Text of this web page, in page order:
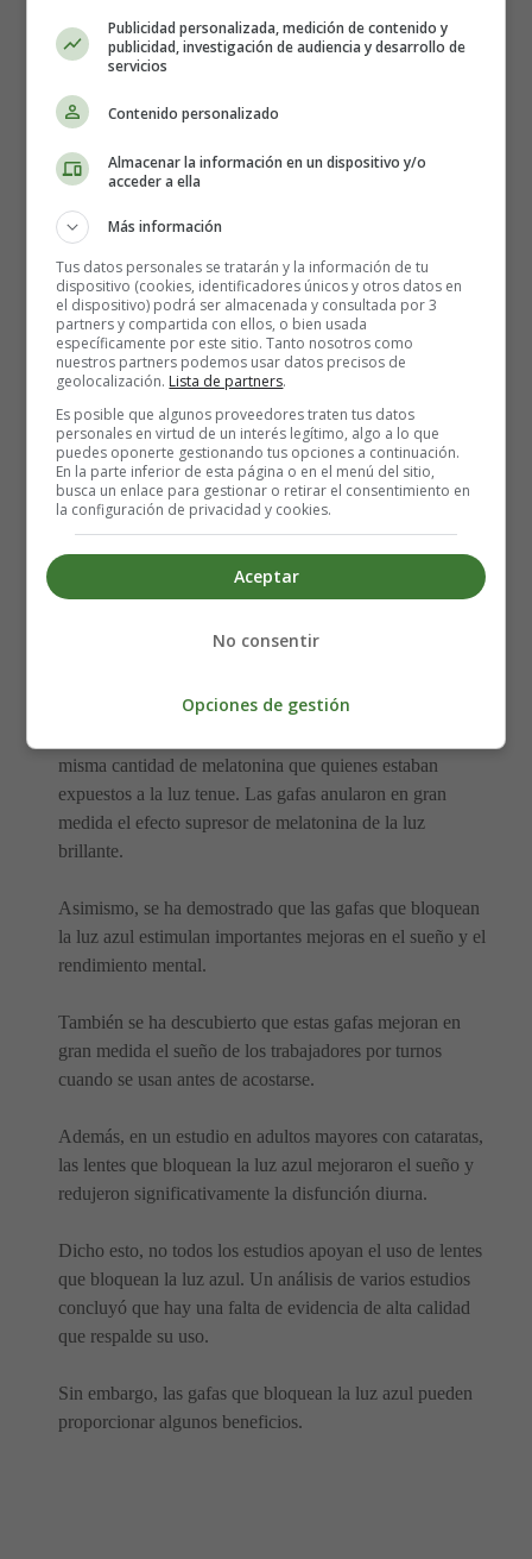
Las gafas polarizadas pueden
ayudar
Las gafas de color ámbarofrecen la forma más fácil y
noche.
Estas gafas bloquean eficazmente toda la luz azul.Por
lo tanto, el cerebro no recibe la señal de que se debe
permanecer despierto.
Los estudios muestran que cuando las personas usan
gafas que bloquean la luz azul, incluso en una habitación
iluminada o mientras usan un dispositivo electrónico,
producen tanta melatonina como si estuviera oscuro.
En un estudio, los niveles de melatonina de las personas
en la noche se compararon con luz tenue, luz brillante y
luz brillante con lentes polarizados.
La luz brillante suprimió casi por completo la producción
misma cantidad de melatonina que quienes estaban
expuestos a la luz tenue. Las gafas anularon en gran
medida el efecto supresor de melatonina de la luz
brillante.
Asimismo, se ha demostrado que las gafas que bloquean
la luz azul estimulan importantes mejoras en el sueño y el
rendimiento mental.
También se ha descubierto que estas gafas mejoran en
gran medida el sueño de los trabajadores por turnos
cuando se usan antes de acostarse.
Además, en un estudio en adultos mayores con cataratas,
las lentes que bloquean la luz azul mejoraron el sueño y
redujeron significativamente la disfunción diurna.
Dicho esto, no todos los estudios apoyan el uso de lentes
que bloquean la luz azul. Un análisis de varios estudios
concluyó que hay una falta de evidencia de alta calidad
que respalde su uso.
Sin embargo, las gafas que bloquean la luz azul pueden
proporcionar algunos beneficios.
Publicidad personalizada, medición de contenido y
publicidad, investigación de audiencia y desarrollo de
servicios
Contenido personalizado
Almacenar la información en un dispositivo y/o
acceder a ella
Más información
Tus datos personales se tratarán y la información de tu
dispositivo (cookies, identificadores únicos y otros datos en
el dispositivo) podrá ser almacenada y consultada por 3
partners y compartida con ellos, o bien usada
específicamente por este sitio. Tanto nosotros como
nuestros partners podemos usar datos precisos de
geolocalización. Lista de partners.
Es posible que algunos proveedores traten tus datos
personales en virtud de un interés legítimo, algo a lo que
puedes oponerte gestionando tus opciones a continuación.
En la parte inferior de esta página o en el menú del sitio,
busca un enlace para gestionar o retirar el consentimiento en
la configuración de privacidad y cookies.
Aceptar
No consentir
Opciones de gestión